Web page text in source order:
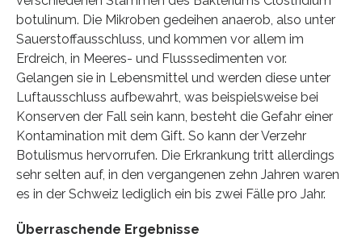
botulinum. Die Mikroben gedeihen anaerob, also unter
Sauerstoffausschluss, und kommen vor allem im
Erdreich, in Meeres- und Flusssedimenten vor.
Gelangen sie in Lebensmittel und werden diese unter
Luftausschluss aufbewahrt, was beispielsweise bei
Konserven der Fall sein kann, besteht die Gefahr einer
Kontamination mit dem Gift. So kann der Verzehr
Botulismus hervorrufen. Die Erkrankung tritt allerdings
sehr selten auf, in den vergangenen zehn Jahren waren
es in der Schweiz lediglich ein bis zwei Fälle pro Jahr.
Überraschende Ergebnisse